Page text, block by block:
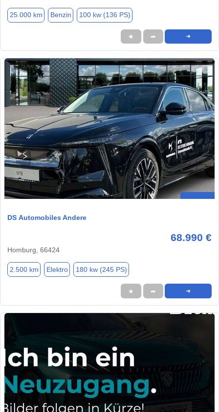
25.000 km Benzin 100 kw (136 PS)
★ ➦ ➜
DS Automobiles Andere
68.990 €
Homburg, 66424
2.500 km Elektro 180 kw (245 PS)
★ ➦ ➜